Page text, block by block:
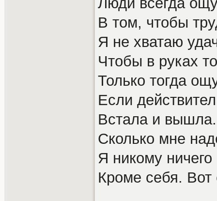
В том, чтобы
Я не хватаю
Чтобы в руках
Только тогда
Если
Встала и
Сколько мне
Я никому
Кроме себя.